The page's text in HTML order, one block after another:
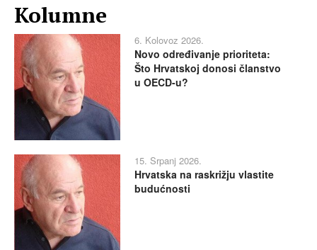
Kolumne
6. Kolovoz 2026.
Novo određivanje prioriteta:
Što Hrvatskoj donosi članstvo
u OECD-u?
15. Srpanj 2026.
Hrvatska na raskrižju vlastite
budućnosti